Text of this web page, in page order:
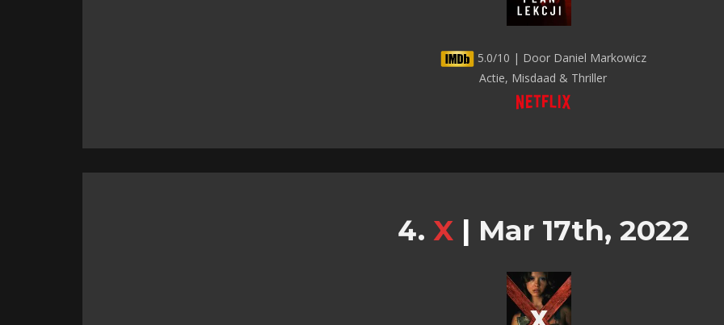
5.0/10 | Door Daniel Markowicz
Actie, Misdaad & Thriller
X | Mar 17th, 2022